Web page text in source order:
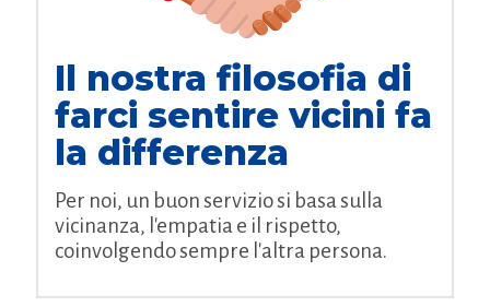
Il nostra filosofia di
farci sentire vicini fa
la differenza
Per noi, un buon servizio si basa sulla
vicinanza, l'empatia e il rispetto,
coinvolgendo sempre l'altra persona.